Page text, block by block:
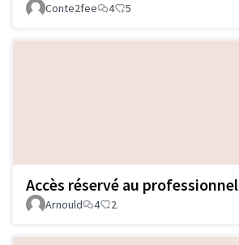
Conte2fee 4 5
Accès réservé au professionnel
Arnould 4 2